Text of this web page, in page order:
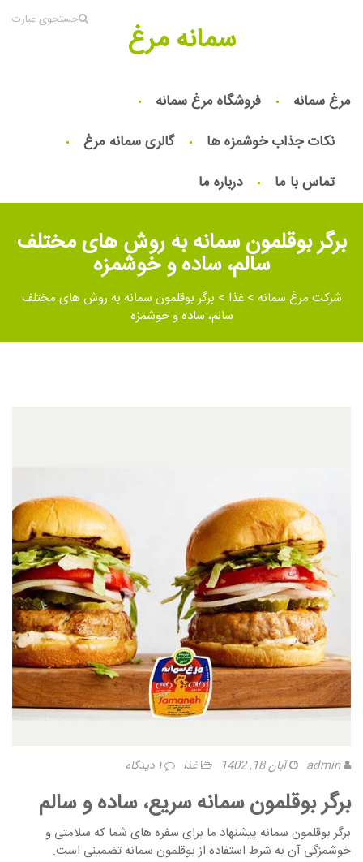
جستجوی عبارت سمانه مرغ
مرغ سمانه
فروشگاه مرغ سمانه
نکات جذاب خوشمزه ها
گالری سمانه مرغ
تماس با ما
درباره ما
برگر بوقلمون سمانه به روش های مختلف
سالم، ساده و خوشمزه
شرکت مرغ سمانه >غذا > برگر بوقلمون سمانه به روش های مختلف
سالم، ساده و خوشمزه
admin آبان 18, 1402 غذا ۱ دیدگاه
برگر بوقلمون سمانه سریع، ساده و سالم
برگر بوقلمون سمانه پیشنهاد ما برای سفره های شما که سلامتی و
خوشمزگی آن به شرط استفاده از بوقلمون سمانه تضمینی است.